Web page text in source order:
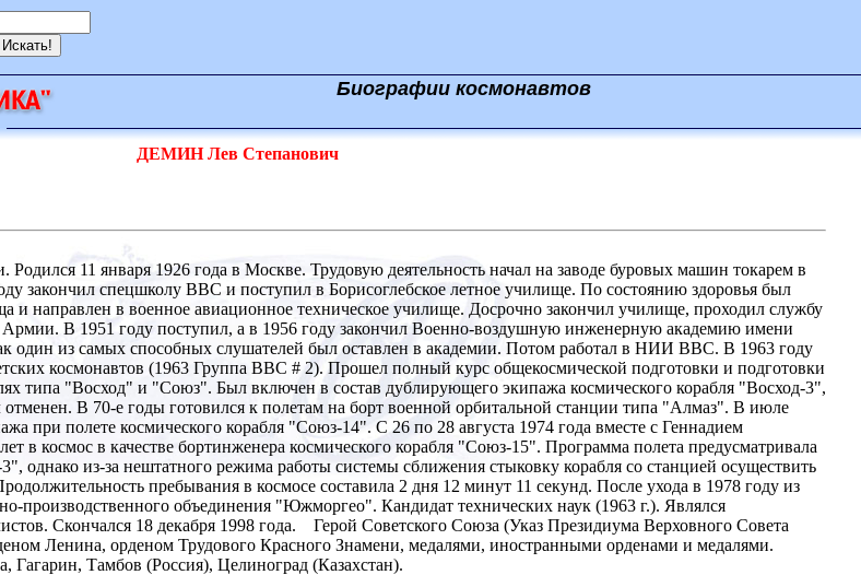
Биографии космонавтов
ДЕМИН Лев Степанович
Родился 11 января 1926 года в Москве. Трудовую деятельность начал на заводе буровых машин токарем в
закончил спецшколу ВВС и поступил в Борисоглебское летное училище. По состоянию здоровья был
и направлен в военное авиационное техническое училище. Досрочно закончил училище, проходил службу
Армии. В 1951 году поступил, а в 1956 году закончил Военно-воздушную инженерную академию имени
один из самых способных слушателей был оставлен в академии. Потом работал в НИИ ВВС. В 1963 году
космонавтов (1963 Группа ВВС # 2). Прошел полный курс общекосмической подготовки и подготовки
типа "Восход" и "Союз". Был включен в состав дублирующего экипажа космического корабля "Восход-3",
отменен. В 70-е годы готовился к полетам на борт военной орбитальной станции типа "Алмаз". В июле
при полете космического корабля "Союз-14". С 26 по 28 августа 1974 года вместе с Геннадием
в качестве бортинженера космического корабля "Союз-15". Программа полета предусматривала
однако из-за нештатного режима работы системы сближения стыковку корабля со станцией осуществить
пребывания в космосе составила 2 дня 12 минут 11 секунд. После ухода в 1978 году из
производственного объединения "Южморгео". Кандидат технических наук (1963 г.). Являлся
Скончался 18 декабря 1998 года. Герой Советского Союза (Указ Президиума Верховного Совета
Ленина, орденом Трудового Красного Знамени, медалями, иностранными орденами и медалями.
Тамбов (Россия), Целиноград (Казахстан).